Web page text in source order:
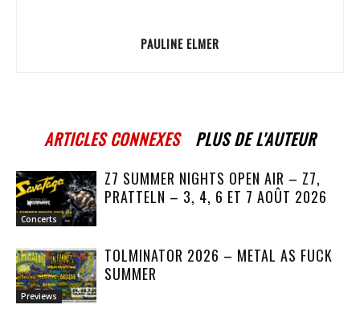
PAULINE ELMER
ARTICLES CONNEXES PLUS DE L'AUTEUR
Concerts
Z7 SUMMER NIGHTS OPEN AIR – Z7,
PRATTELN – 3, 4, 6 ET 7 AOÛT 2026
Previews
TOLMINATOR 2026 – METAL AS FUCK
SUMMER